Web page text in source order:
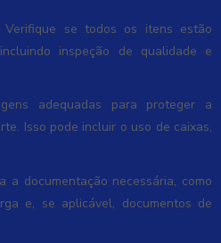
Verifique se todos os itens estão
inspeção de qualidade e
adequadas para proteger a
Isso pode incluir o uso de caixas,
a documentação necessária, como
e, se aplicável, documentos de